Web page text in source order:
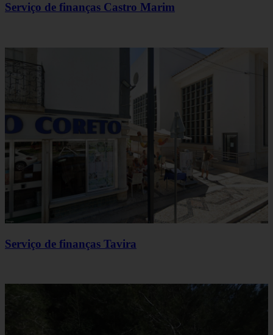
Serviço de finanças Castro Marim
Serviço de finanças Tavira